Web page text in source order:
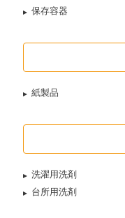
保存容器
紙製品
洗濯用洗剤
台所用洗剤